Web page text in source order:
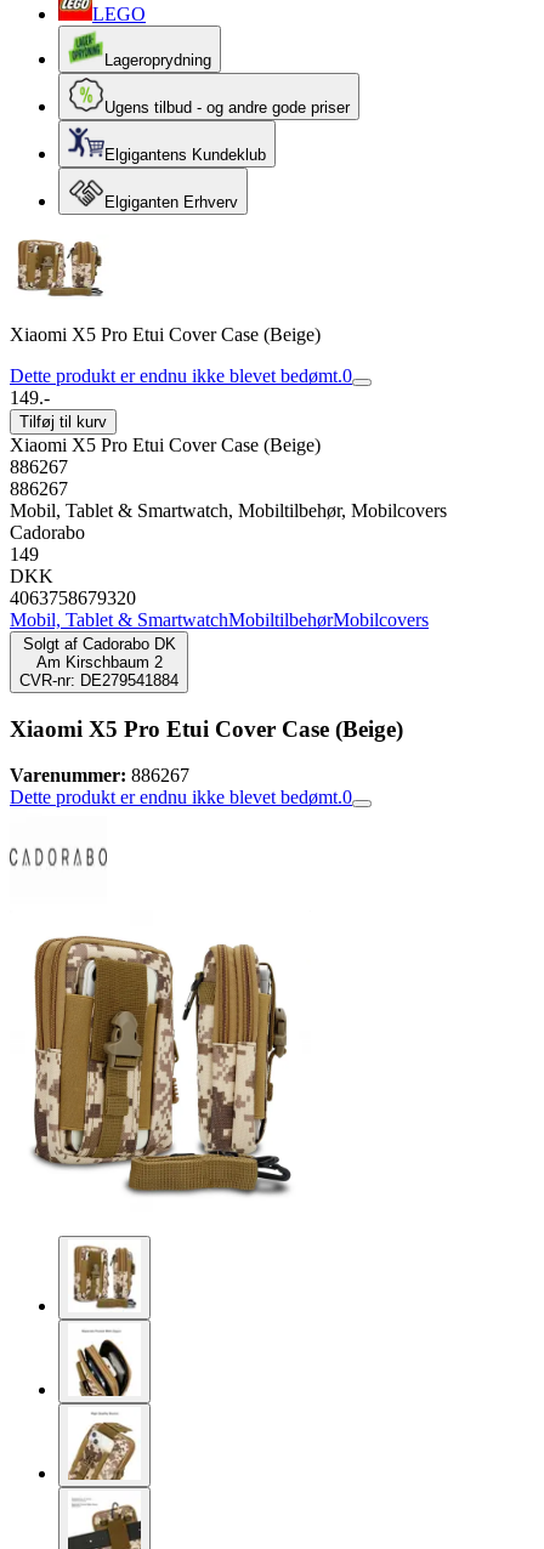
LEGO
Lageroprydning
Ugens tilbud - og andre gode priser
Elgigantens Kundeklub
Elgiganten Erhverv
Xiaomi X5 Pro Etui Cover Case (Beige)
Dette produkt er endnu ikke blevet bedømt.0
149.-
Tilføj til kurv
Xiaomi X5 Pro Etui Cover Case (Beige)
886267
886267
Mobil, Tablet & Smartwatch, Mobiltilbehør, Mobilcovers
Cadorabo
149
DKK
4063758679320
Mobil, Tablet & SmartwatchMobiltilbehørMobilcovers
Solgt af Cadorabo DK
Am Kirschbaum 2
CVR-nr: DE279541884
Xiaomi X5 Pro Etui Cover Case (Beige)
Varenummer: 886267
Dette produkt er endnu ikke blevet bedømt.0